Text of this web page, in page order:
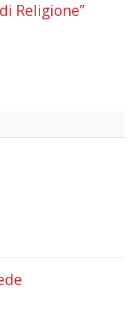
Religione”